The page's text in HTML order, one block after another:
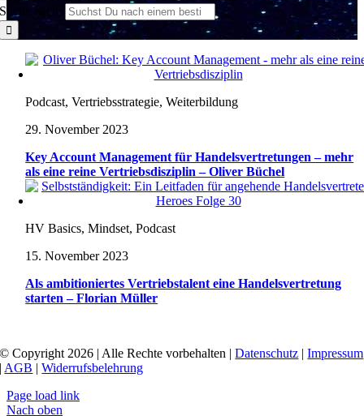
Suche nach:
Podcast, Vertriebsstrategie, Weiterbildung
29. November 2023
Key Account Management für Handelsvertretungen – mehr
als eine reine Vertriebsdisziplin – Oliver Büchel
HV Basics, Mindset, Podcast
15. November 2023
Als ambitioniertes Vertriebstalent eine Handelsvertretung
starten – Florian Müller
© Copyright 2026 | Alle Rechte vorbehalten |Datenschutz |Impressum
| AGB |Widerrufsbelehrung
Page load link
Nach oben